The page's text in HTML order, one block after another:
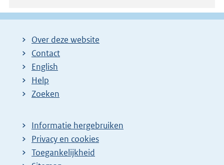
Over deze website
Contact
English
Help
Zoeken
Informatie hergebruiken
Privacy en cookies
Toegankelijkheid